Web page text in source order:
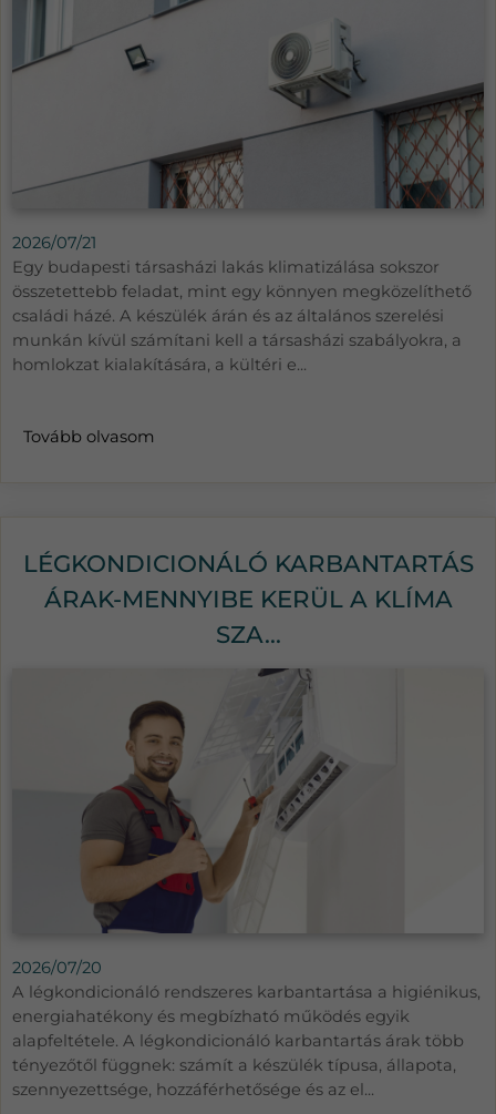
2026/07/21
Egy budapesti társasházi lakás klimatizálása sokszor
összetettebb feladat, mint egy könnyen megközelíthető
családi házé. A készülék árán és az általános szerelési
munkán kívül számítani kell a társasházi szabályokra, a
homlokzat kialakítására, a kültéri e...
Tovább olvasom
LÉGKONDICIONÁLÓ KARBANTARTÁS
ÁRAK-MENNYIBE KERÜL A KLÍMA
SZA...
2026/07/20
A légkondicionáló rendszeres karbantartása a higiénikus,
energiahatékony és megbízható működés egyik
alapfeltétele. A légkondicionáló karbantartás árak több
tényezőtől függnek: számít a készülék típusa, állapota,
szennyezettsége, hozzáférhetősége és az el...